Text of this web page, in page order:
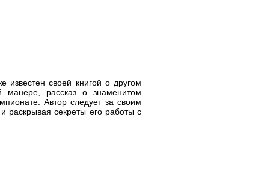
известен своей книгой о другом
манере, рассказ о знаменитом
Автор следует за своим
раскрывая секреты его работы с